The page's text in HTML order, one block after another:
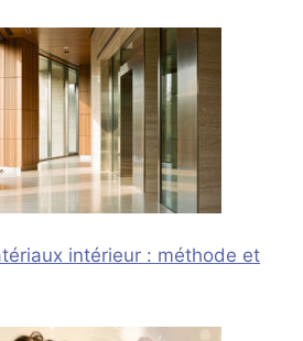
intérieur : méthode et